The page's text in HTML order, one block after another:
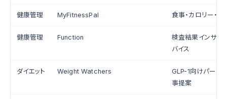
健康管理 MyFitnessPal 食事・カロリー・
健康管理 Function
検査結果インサイ
バイス
ダイエット Weight Watchers
GLP-1向けパーソ
事提案